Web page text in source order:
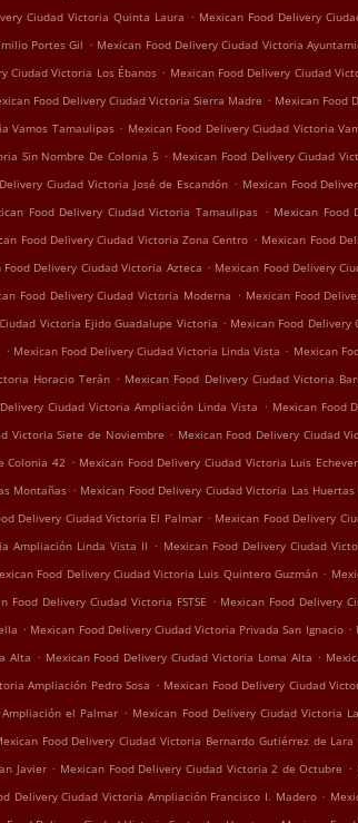
Ciudad Victoria Quinta Laura . Mexican Food Delivery
Portes Gil . Mexican Food Delivery Ciudad Victoria
Ciudad Victoria Los Ébanos . Mexican Food Delivery Ciudad
Food Delivery Ciudad Victoria Sierra Madre . Mexican Food
Vamos Tamaulipas . Mexican Food Delivery Ciudad Victoria
Sin Nombre De Colonia 5 . Mexican Food Delivery Ciudad
Ciudad Victoria José de Escandón . Mexican Food
Food Delivery Ciudad Victoria Tamaulipas . Mexican Food
Food Delivery Ciudad Victoria Zona Centro . Mexican Food
Food Delivery Ciudad Victoria Azteca . Mexican Food Delivery
Food Delivery Ciudad Victoria Moderna . Mexican Food
Victoria Ejido Guadalupe Victoria . Mexican Food Delivery
. Mexican Food Delivery Ciudad Victoria Linda Vista . Mexican
Horacio Terán . Mexican Food Delivery Ciudad Victoria
Ciudad Victoria Ampliación Linda Vista . Mexican Food
Victoria Siete de Noviembre . Mexican Food Delivery Ciudad
Colonia 42 . Mexican Food Delivery Ciudad Victoria Luis
Montañas . Mexican Food Delivery Ciudad Victoria Las
Delivery Ciudad Victoria El Palmar . Mexican Food Delivery
Ampliación Linda Vista II . Mexican Food Delivery Ciudad
Food Delivery Ciudad Victoria Luis Quintero Guzmán .
Food Delivery Ciudad Victoria FSTSE . Mexican Food Delivery
. Mexican Food Delivery Ciudad Victoria Privada San Ignacio .
Alta . Mexican Food Delivery Ciudad Victoria Loma Alta .
Ampliación Pedro Sosa . Mexican Food Delivery Ciudad
el Palmar . Mexican Food Delivery Ciudad Victoria
Food Delivery Ciudad Victoria Bernardo Gutiérrez de Lara
Javier . Mexican Food Delivery Ciudad Victoria 2 de Octubre .
Delivery Ciudad Victoria Ampliación Francisco I. Madero .